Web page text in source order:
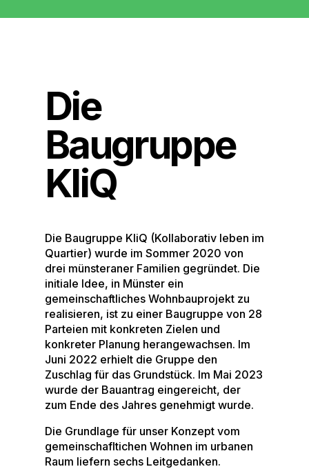
Die
Baugruppe
KliQ
Die Baugruppe KliQ (Kollaborativ leben im
Quartier) wurde im Sommer 2020 von
drei münsteraner Familien gegründet. Die
initiale Idee, in Münster ein
gemeinschaftliches Wohnbauprojekt zu
realisieren, ist zu einer Baugruppe von 28
Parteien mit konkreten Zielen und
konkreter Planung herangewachsen. Im
Juni 2022 erhielt die Gruppe den
Zuschlag für das Grundstück. Im Mai 2023
wurde der Bauantrag eingereicht, der
zum Ende des Jahres genehmigt wurde.
Die Grundlage für unser Konzept vom
gemeinschafltichen Wohnen im urbanen
Raum liefern sechs Leitgedanken.